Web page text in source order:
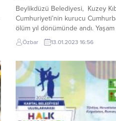
Beylikdüzü Belediyesi, Kuzey
Cumhuriyeti’nin kurucu
ölüm yıl dönümünde andı.
Rauf Denktaş Anıtı’nda
Beylikdüzü Belediye Başkan
anavatanda belki de en farklı
sorumluluğu taşıyan biz
Özbar 13.01.2023 16:56